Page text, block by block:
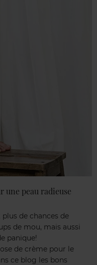
une peau radieuse
de chances de
de mou, mais aussi
panique!
de crème pour le
ce blog les bons